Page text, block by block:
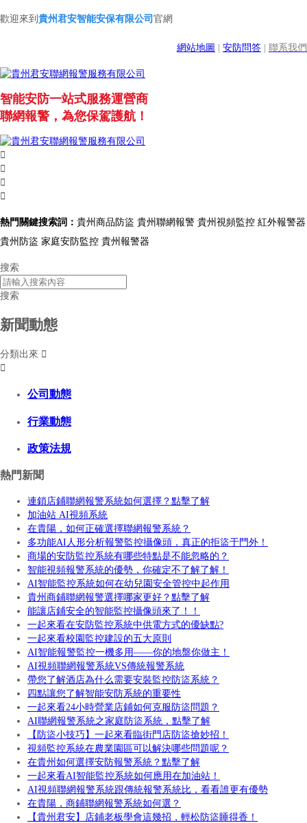
歡迎來到 貴州君安智能安保有限公司 官網
網站地圖 安防問答 聯系我們
智能安防一站式服務運營商
聯網報警，為您保駕護航！




熱門關鍵搜索詞： 貴州商品防盜 貴州聯網報警 貴州視頻監控 紅外報警器
貴州防盜 家庭安防監控 貴州報警器
搜索
搜索
新聞動態
分類出來 

公司動態
行業動態
政策法規
熱門新聞
連鎖店鋪聯網報警系統如何選擇？點擊了解
加油站 AI視頻系統
在貴陽，如何正確選擇聯網報警系統？
多功能AI人形分析報警監控攝像頭，真正的拒盜于門外！
商場的安防監控系統有哪些特點是不能忽略的？
智能視頻報警系統的優勢，你確定不了解了解！
AI智能監控系統如何在幼兒園安全管控中起作用
貴州商鋪聯網報警選擇哪家更好？點擊了解
能讓店鋪安全的智能監控攝像頭來了！！
一起來看在安防監控系統中供電方式的優缺點?
一起來看校園監控建設的五大原則
AI智能報警監控一機多用——你的地盤你做主！
AI視頻聯網報警系統VS傳統報警系統
帶您了解酒店為什么需要安裝監控防盜系統？
四點讓您了解智能安防系統的重要性
一起來看24小時營業店鋪如何克服防盜問題？
AI聯網報警系統之家庭防盜系統，點擊了解
【防盜小技巧】一起來看臨街門店防盜搶妙招！
視頻監控系統在農業園區可以解決哪些問題呢？
在貴州如何選擇安防報警系統？點擊了解
一起來看AI智能監控系統如何應用在加油站！
AI視頻聯網報警系統跟傳統報警系統比，看看誰更有優勢
在貴陽，商鋪聯網報警系統如何選？
【貴州君安】店鋪老板學會這幾招，輕松防盜睡得香！